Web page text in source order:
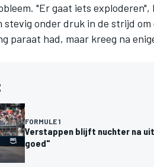
"Er gaat iets
stevig onder druk in de strijd
paraat had, maar kreeg na
FORMULE 1
Verstappen blijft nuchter na
goed"